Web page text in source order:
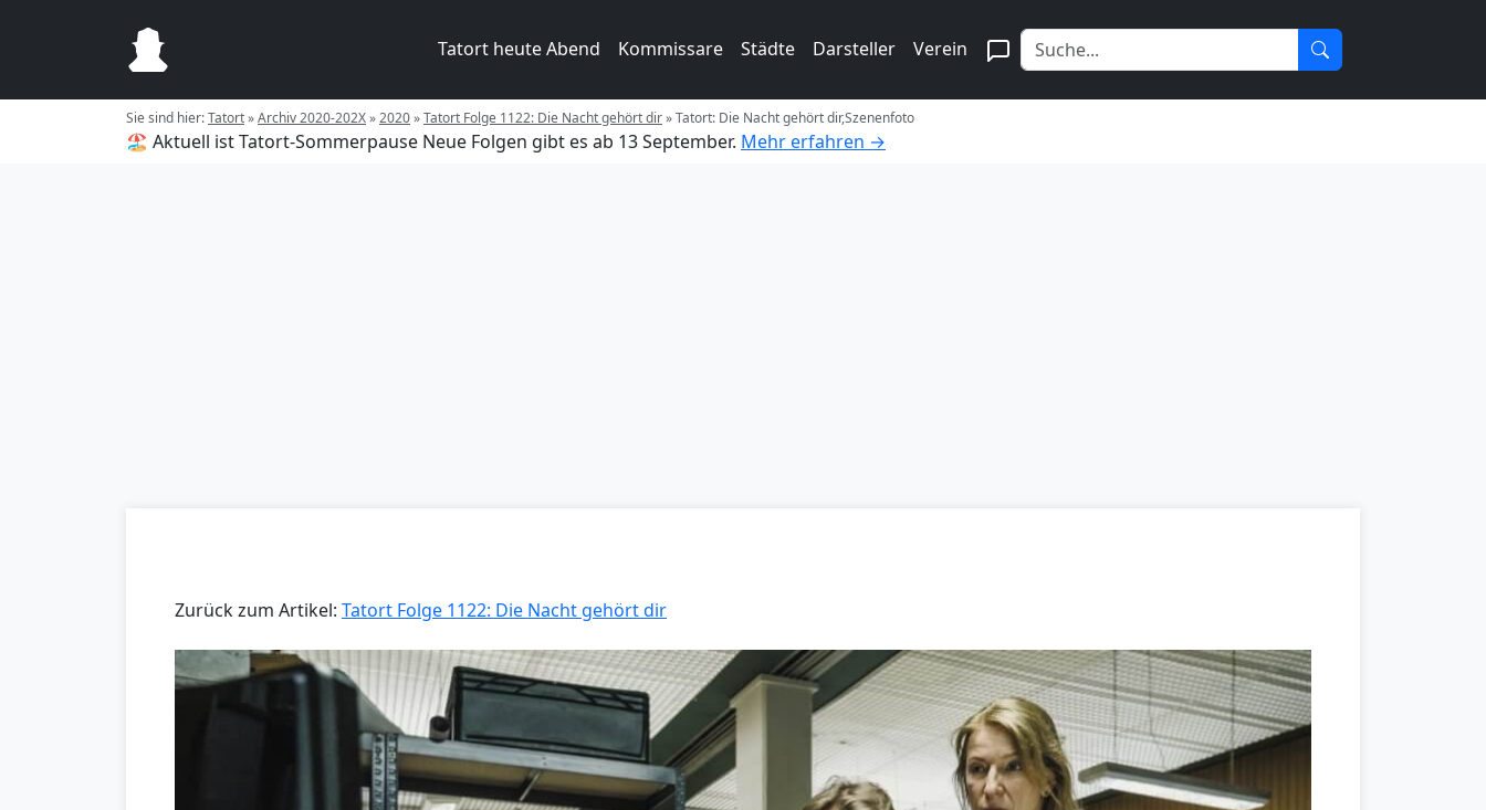
Tatort heute Abend Kommissare Städte Darsteller Verein
Sie sind hier:Tatort»Archiv 2020-202X»2020»Tatort Folge 1122: Die Nacht gehört dir»Tatort: Die Nacht gehört dir,Szenenfoto
🏖️ Aktuell ist Tatort-Sommerpause Neue Folgen gibt es ab 13 September. Mehr erfahren →
Zurück zum Artikel: Tatort Folge 1122: Die Nacht gehört dir